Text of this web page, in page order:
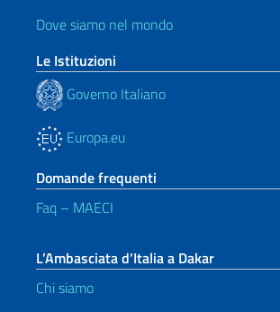
Dove siamo nel mondo
Le Istituzioni
Governo Italiano
Europa.eu
Domande frequenti
Faq – MAECI
L’Ambasciata d’Italia a Dakar
Chi siamo